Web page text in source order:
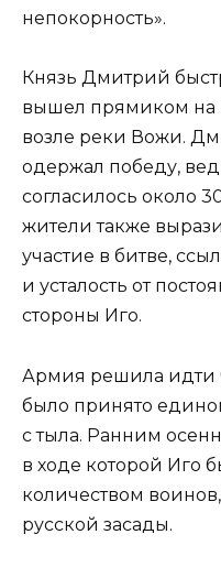
непокорность».
Князь Дмитрий
вышел прямиком на
возле реки Вожи.
одержал победу,
согласилось около
жители также
участие в битве,
и усталость от
стороны Иго.
Армия решила идти
было принято
с тыла. Ранним
в ходе которой Иго
количеством
русской засады.